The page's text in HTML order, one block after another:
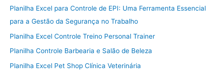
Planilha Excel para Controle de EPI: Uma Ferramenta Essencial
para a Gestão da Segurança no Trabalho
Planilha Excel Controle Treino Personal Trainer
Planilha Controle Barbearia e Salão de Beleza
Planilha Excel Pet Shop Clínica Veterinária